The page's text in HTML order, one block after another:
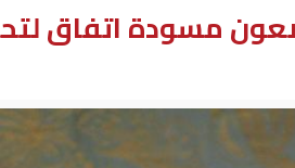
مسودة اتفاق